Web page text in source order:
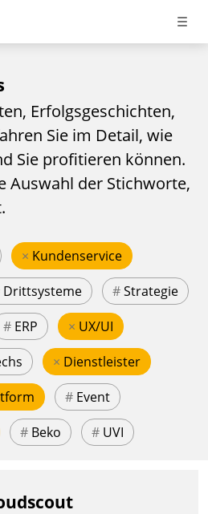
Erfolgsgeschichten,
Sie im Detail, wie
Sie profitieren können.
Auswahl der Stichworte,
× Kundenservice
Drittsysteme #Strategie
# ERP × UX/UI
× Dienstleister
# Event
# Beko # UVI